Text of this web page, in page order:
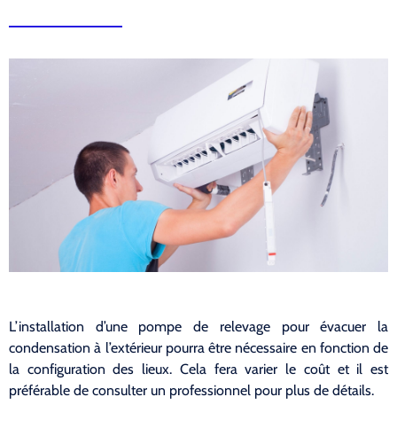
L’installation d’une pompe de relevage pour évacuer la
condensation à l’extérieur pourra être nécessaire en fonction de
la configuration des lieux. Cela fera varier le coût et il est
préférable de consulter un professionnel pour plus de détails.